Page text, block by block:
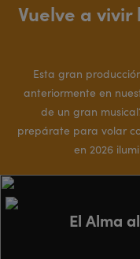
Vuelve a
Esta gran
anteriormente en
de un gran
prepárate para volar
en 2026
El Alma